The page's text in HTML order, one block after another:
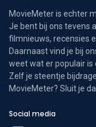
MovieMeter is echter
Je bent bij ons tevens
filmnieuws, recensies
Daarnaast vind je bij
weet wat er populair is
Zelf je steentje
MovieMeter? Sluit je
Social media